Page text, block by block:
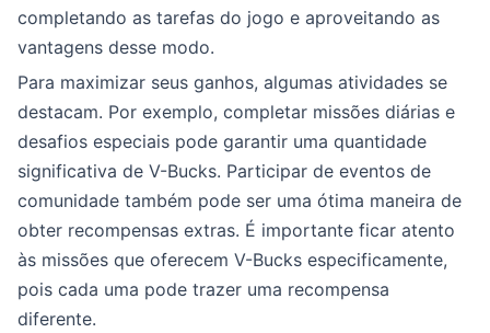
completando as tarefas do jogo e aproveitando as
vantagens desse modo.
Para maximizar seus ganhos, algumas atividades se
destacam. Por exemplo, completar missões diárias e
desafios especiais pode garantir uma quantidade
significativa de V-Bucks. Participar de eventos de
comunidade também pode ser uma ótima maneira de
obter recompensas extras. É importante ficar atento
às missões que oferecem V-Bucks especificamente,
pois cada uma pode trazer uma recompensa
diferente.